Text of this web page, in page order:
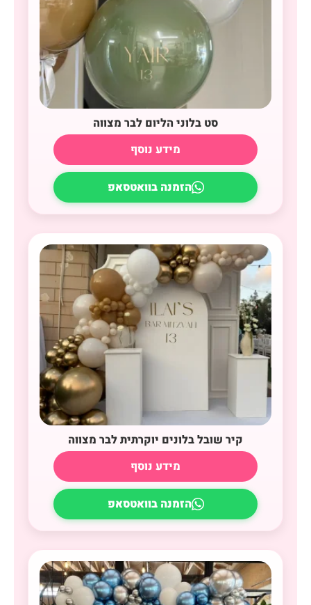
סט בלוני הליום לבר מצווה
מידע נוסף
הזמנה בוואטסאפ
קיר שובל בלונים יוקרתית לבר מצווה
מידע נוסף
הזמנה בוואטסאפ